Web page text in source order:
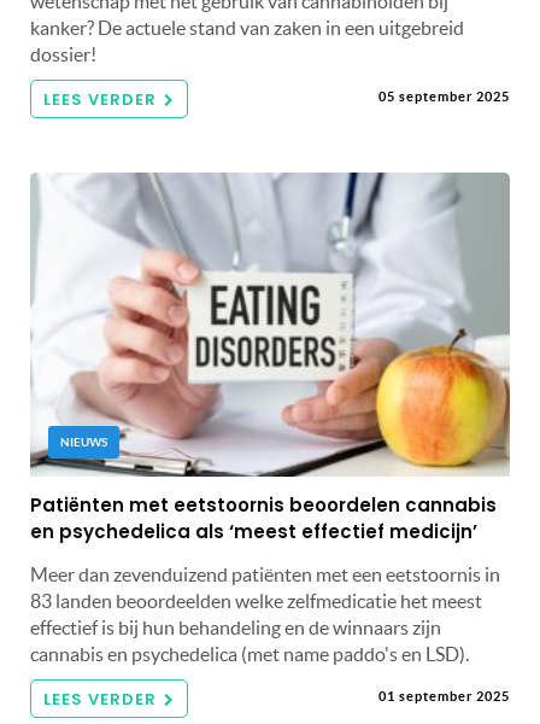
kanker? De actuele stand van zaken in een uitgebreid
dossier!
LEES VERDER 05 september 2025
NIEUWS
Patiënten met eetstoornis beoordelen cannabis
en psychedelica als ‘meest effectief medicijn’
Meer dan zevenduizend patiënten met een eetstoornis in
83 landen beoordeelden welke zelfmedicatie het meest
effectief is bij hun behandeling en de winnaars zijn
cannabis en psychedelica (met name paddo's en LSD).
LEES VERDER 01 september 2025